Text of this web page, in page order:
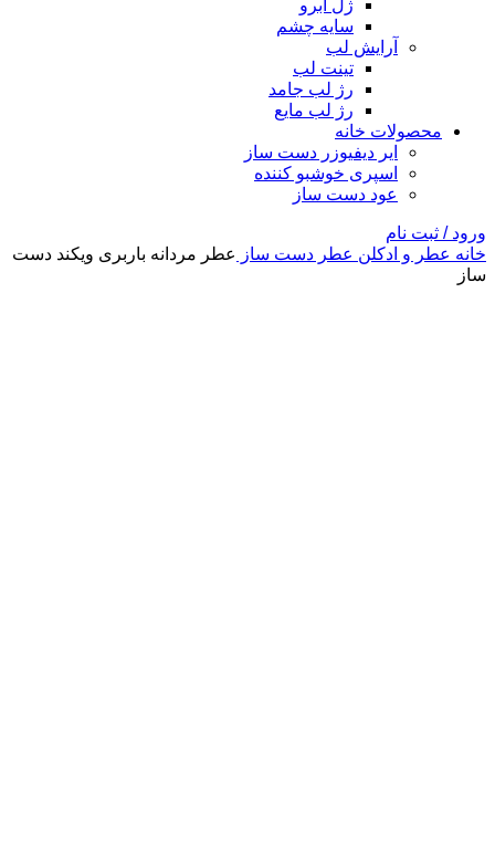
ژل ابرو
سایه چشم
آرایش لب
تینت لب
رژ لب جامد
رژ لب مایع
محصولات خانه
ایر دیفیوزر دست ساز
اسپری خوشبو کننده
عود دست ساز
ورود / ثبت نام
خانه عطر و ادکلن عطر دست ساز عطر مردانه باربری ویکند دست
ساز